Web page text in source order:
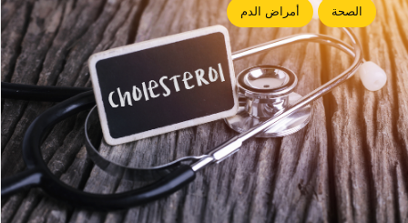
الصحة أمراض الدم